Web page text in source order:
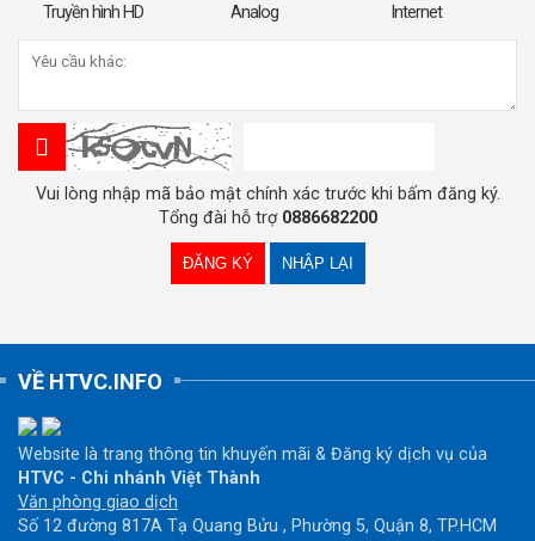
Truyền hình HD Analog Internet
Vui lòng nhập mã bảo mật chính xác trước khi bấm đăng ký.
Tổng đài hỗ trợ 0886682200
VỀ HTVC.INFO
Website là trang thông tin khuyến mãi & Đăng ký dịch vụ của
HTVC - Chi nhánh Việt Thành
Văn phòng giao dịch
Số 12 đường 817A Tạ Quang Bửu , Phường 5, Quận 8, TP.HCM